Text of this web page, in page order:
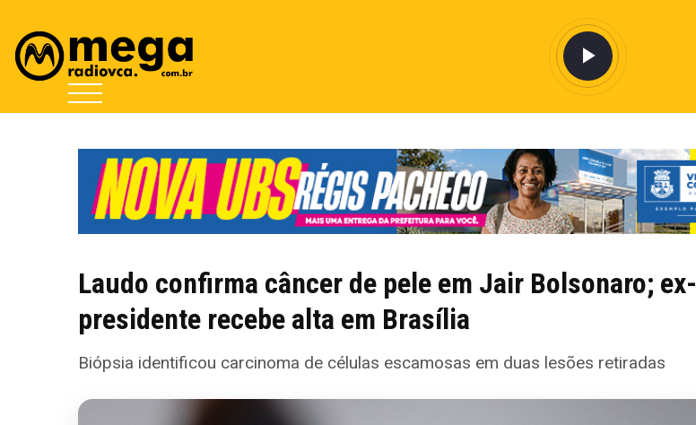
Laudo confirma câncer de pele em Jair Bolsonaro; ex-
presidente recebe alta em Brasília
Biópsia identificou carcinoma de células escamosas em duas lesões retiradas